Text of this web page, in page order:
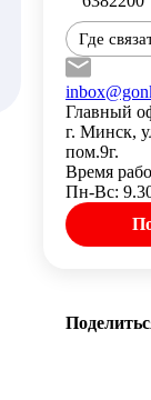
Где
Главный
г. Минск,
пом.9г.
Время
Пн-Вс: